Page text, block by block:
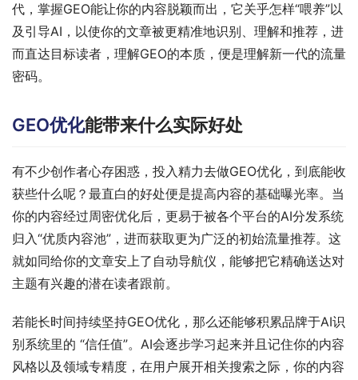
代，掌握GEO能让你的内容脱颖而出，它关乎怎样“喂养”以
及引导AI，以使你的文章被更精准地识别、理解和推荐，进
而直达目标读者，理解GEO的本质，便是理解新一代的流量
密码。
GEO优化能带来什么实际好处
有不少创作者心存困惑，投入精力去做GEO优化，到底能收
获些什么呢？最直白的好处便是提高内容的基础曝光率。当
你的内容经过周密优化后，更易于被各个平台的AI分发系统
归入“优质内容池”，进而获取更为广泛的初始流量推荐。这
就如同给你的文章安上了自动导航仪，能够把它精确送达对
主题有兴趣的潜在读者跟前。
若能长时间持续坚持GEO优化，那么还能够积累品牌于AI识
别系统里的 “信任值”。AI会逐步学习起来并且记住你的内容
风格以及领域专精度，在用户展开相关搜索之际，你的内容